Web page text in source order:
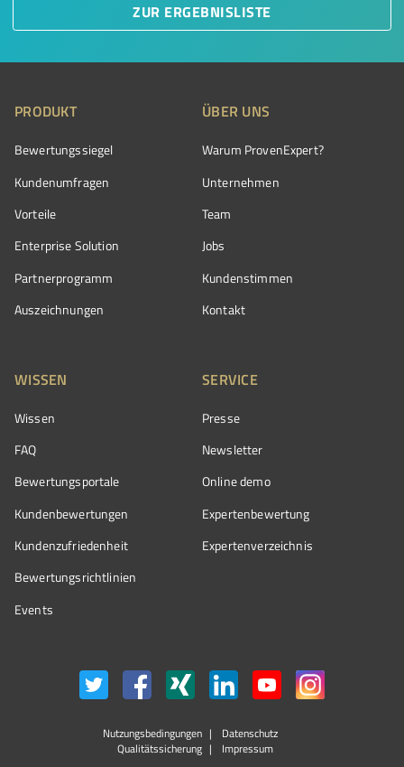
ZUR ERGEBNISLISTE
PRODUKT
Bewertungssiegel
Kundenumfragen
Vorteile
Enterprise Solution
Partnerprogramm
Auszeichnungen
ÜBER UNS
Warum ProvenExpert?
Unternehmen
Team
Jobs
Kundenstimmen
Kontakt
WISSEN
Wissen
FAQ
Bewertungsportale
Kundenbewertungen
Kundenzufriedenheit
Bewertungs­richtlinien
Events
SERVICE
Presse
Newsletter
Online demo
Expertenbewertung
Expertenverzeichnis
Nutzungsbedingungen
Datenschutz
Qualitätssicherung
Impressum